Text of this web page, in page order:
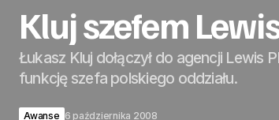
Kluj szefem
Łukasz Kluj dołączył do agencji Lewis
funkcję szefa polskiego oddziału.
Awanse 6 października 2008